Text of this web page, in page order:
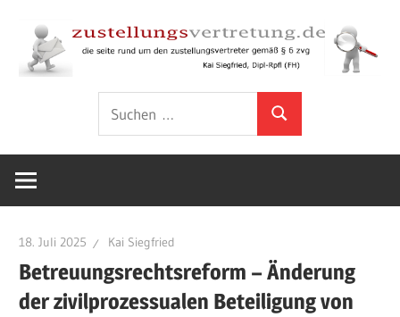
Inhalt
springen
gemäß
6
ZVG
Suchen
18. Juli 2025 Kai Siegfried
Betreuungsrechtsreform – Änderung
der zivilprozessualen Beteiligung von